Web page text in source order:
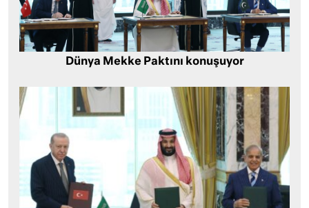
Dünya Mekke Paktını konuşuyor